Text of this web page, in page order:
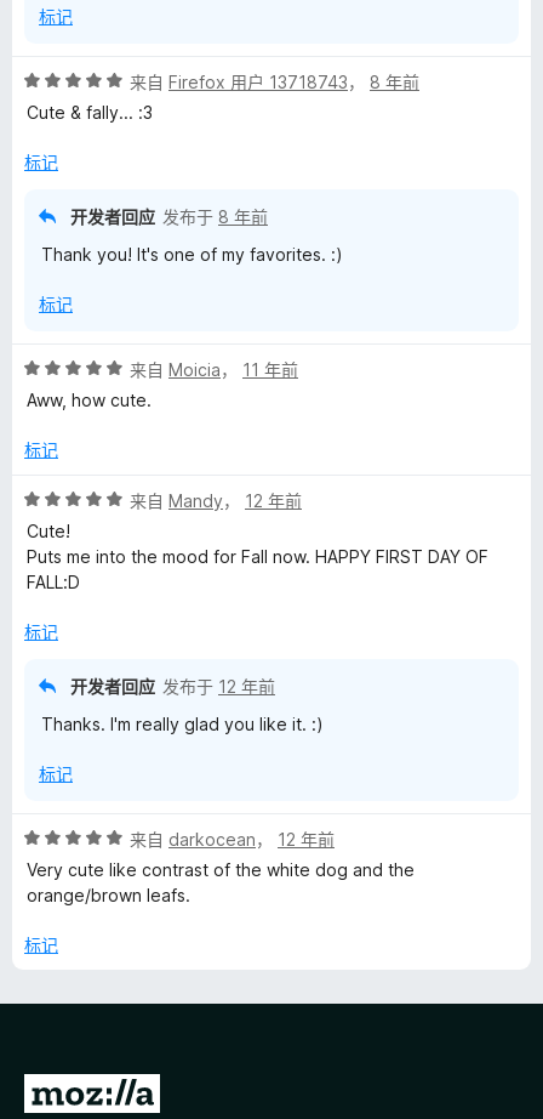
标记
评
分
/
来自 Firefox 用户 13718743， 8 年前
Cute & fally... :3
标记
开发者回应 发布于 8 年前
Thank you! It's one of my favorites. :)
标记
评
分
/
来自 Moicia， 11 年前
Aww, how cute.
标记
评
分
5
/
来自 Mandy， 12 年前
Cute!
Puts me into the mood for Fall now. HAPPY FIRST DAY OF
FALL:D
标记
开发者回应 发布于 12 年前
Thanks. I'm really glad you like it. :)
标记
评
分
5
5
来自 darkocean， 12 年前
Very cute like contrast of the white dog and the
orange/brown leafs.
标记
转